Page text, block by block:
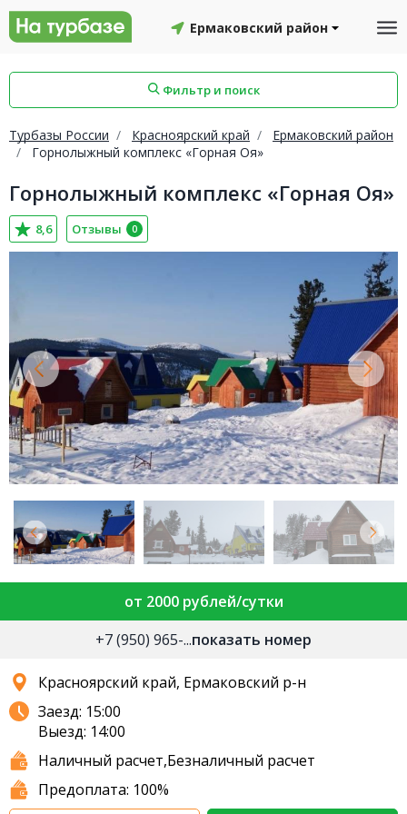
Ермаковский район
Фильтр и поиск
Турбазы России Красноярский край
Ермаковский район
Горнолыжный комплекс «Горная Оя»
Горнолыжный комплекс «Горная Оя»
8,6 Отзывы 0
от 2000 рублей/сутки
+7 (950) 965-...показать номер
Красноярский край, Ермаковский р-н
Заезд: 15:00
Выезд: 14:00
Наличный расчет,Безналичный расчет
Предоплата: 100%
Смоленский район Топчихинский район
Красноборский район
Онежский район
Северодвинск Устьянский район